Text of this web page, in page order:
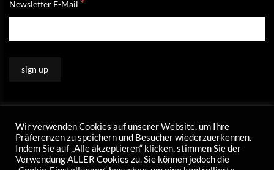
Newsletter E-Mail *
Wir verwenden Cookies auf unserer Website, um Ihre
Präferenzen zu speichern und Besucher wiederzuerkennen.
Indem Sie auf „Alle akzeptieren“ klicken, stimmen Sie der
Verwendung ALLER Cookies zu. Sie können jedoch die